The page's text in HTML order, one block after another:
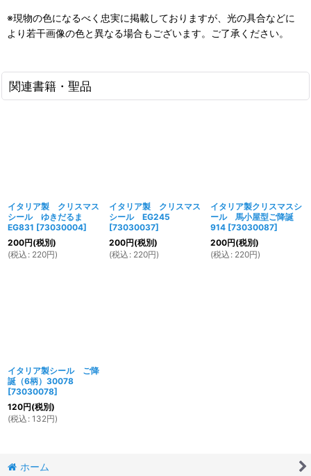
※現物の色になるべく忠実に掲載しておりますが、光の具合などに
より若干画像の色と異なる場合もございます。ご了承ください。
関連書籍・聖品
イタリア製 クリスマス
シール ゆきだるま
EG831 [73030004]
200円(税別)
(税込 : 220円)
イタリア製 クリスマス
シール EG245
[73030037]
200円(税別)
(税込 : 220円)
イタリア製クリスマスシ
ール 馬小屋型ご降誕
914 [73030087]
200円(税別)
(税込 : 220円)
イタリア製シール ご降
誕（6柄）30078
[73030078]
120円(税別)
(税込 : 132円)
ホーム